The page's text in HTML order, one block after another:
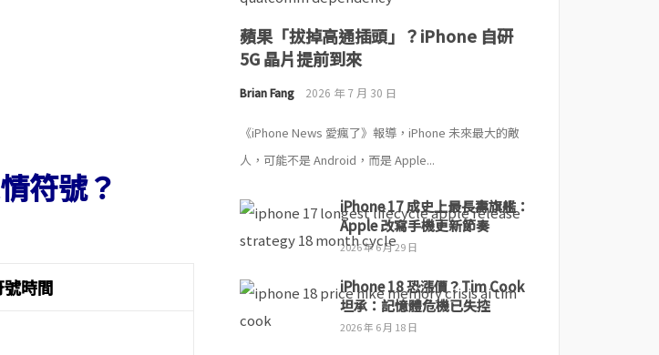
符號？
時間
蘋果「拔掉高通插頭」？iPhone 自研
5G 晶片提前到來
Brian Fang 2026 年 7 月 30 日
《iPhone News 愛瘋了》報導，iPhone 未來最大的敵
人，可能不是 Android，而是 Apple...
iPhone 17 成史上最長壽旗艦：
Apple 改寫手機更新節奏
2026 年 6 月 29 日
iPhone 18 恐漲價？Tim Cook
坦承：記憶體危機已失控
2026 年 6 月 18 日